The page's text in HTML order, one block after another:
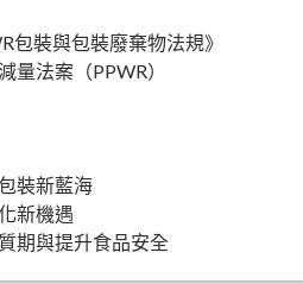
包裝與包裝廢棄物法規》
法案（PPWR）
裝新藍海
新機遇
期與提升食品安全